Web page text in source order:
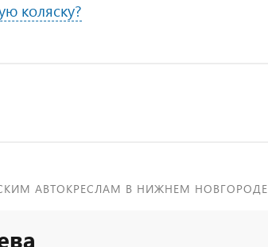
коляску?
АВТОКРЕСЛАМ В НИЖНЕМ НОВГОРОДЕ